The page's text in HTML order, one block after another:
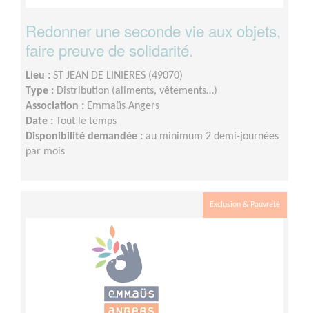
Redonner une seconde vie aux objets,
faire preuve de solidarité.
Lieu : ST JEAN DE LINIERES (49070)
Type : Distribution (aliments, vêtements…)
Association : Emmaüs Angers
Date :
Tout le temps
Disponibilité demandée : au minimum 2 demi-journées
par mois
Exclusion & Pauvreté